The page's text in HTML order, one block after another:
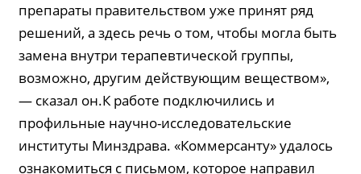
препараты правительством уже принят ряд
решений, а здесь речь о том, чтобы могла быть
замена внутри терапевтической группы,
возможно, другим действующим веществом»,
— сказал он.К работе подключились и
профильные научно-исследовательские
институты Минздрава. «Коммерсанту» удалось
ознакомиться с письмом, которое направил